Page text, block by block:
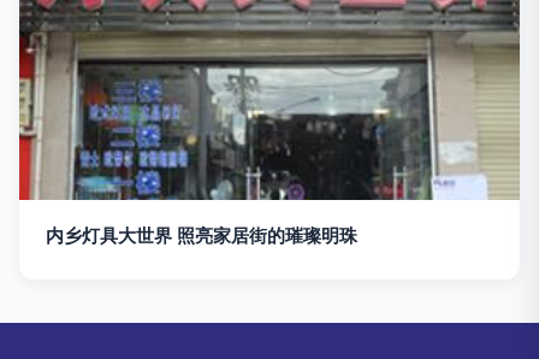
内乡灯具大世界 照亮家居街的璀璨明珠